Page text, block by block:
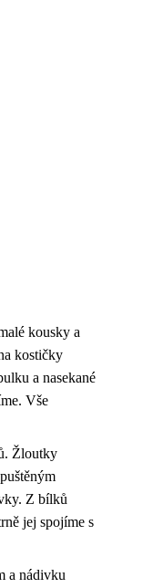
kousky a
kostičky
a nasekané
Vše
Žloutky
Z bílků
jej spojíme s
a nádivku